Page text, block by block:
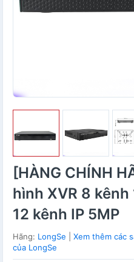
[HÀNG CHÍNH
hình XVR 8
12 kênh IP 5MP
Hãng: LongSe
Xem thêm các
của LongSe